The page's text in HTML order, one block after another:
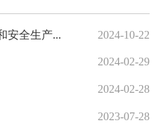
安全生产... 2024-10-22
2024-02-29
2024-02-28
2023-07-28